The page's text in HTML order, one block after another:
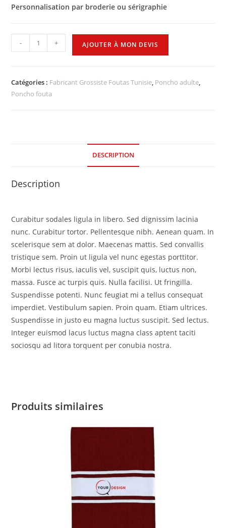
Personnalisation par broderie ou sérigraphie
- + AJOUTER À MON DEVIS
Catégories : Fabricant Grossiste Foutas Tunisie, Poncho adulte,
Poncho fouta
DESCRIPTION
Description
Curabitur sodales ligula in libero. Sed dignissim lacinia
nunc. Curabitur tortor. Pellentesque nibh. Aenean quam. In
scelerisque sem at dolor. Maecenas mattis. Sed convallis
tristique sem. Proin ut ligula vel nunc egestas porttitor.
Morbi lectus risus, iaculis vel, suscipit quis, luctus non,
massa. Fusce ac turpis quis. Nulla facilisi. Ut fringilla.
Suspendisse potenti. Nunc feugiat mi a tellus consequat
imperdiet. Vestibulum sapien. Proin quam. Etiam ultrices.
Suspendisse in justo eu magna luctus suscipit. Sed lectus.
Integer euismod lacus luctus magna class aptent taciti
sociosqu ad litora torquent per conubia nostra.
Produits similaires